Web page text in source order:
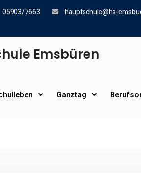
05903/7663 hauptschule@hs-
Emsbüren
Ganztag